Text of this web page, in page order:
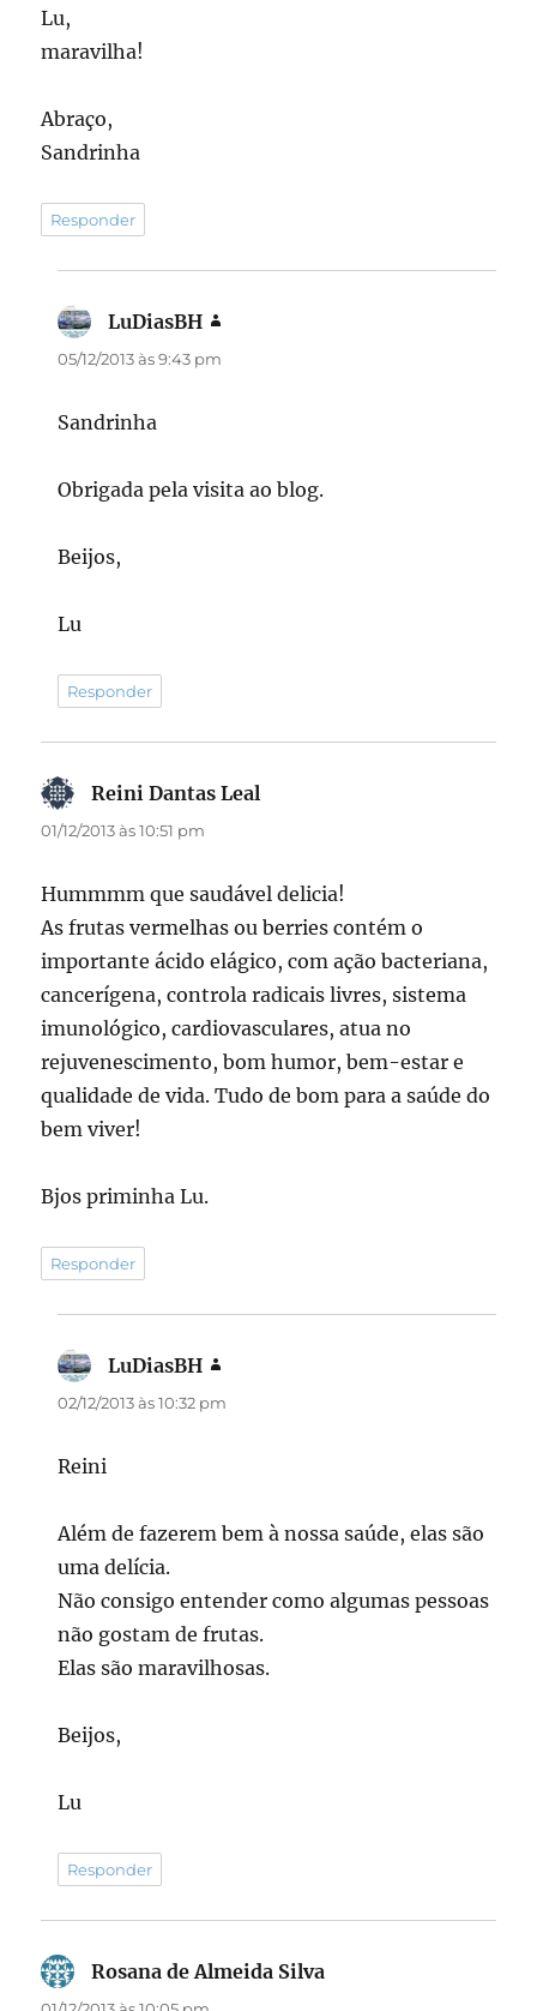
Lu,
maravilha!
Abraço,
Sandrinha
Responder
LuDiasBH
05/12/2013 às 9:43 pm
Sandrinha
Obrigada pela visita ao blog.
Beijos,
Lu
Responder
Reini Dantas Leal
01/12/2013 às 10:51 pm
Hummmm que saudável delicia!
As frutas vermelhas ou berries contém o
importante ácido elágico, com ação bacteriana,
cancerígena, controla radicais livres, sistema
imunológico, cardiovasculares, atua no
rejuvenescimento, bom humor, bem-estar e
qualidade de vida. Tudo de bom para a saúde do
bem viver!
Bjos priminha Lu.
Responder
LuDiasBH
02/12/2013 às 10:32 pm
Reini
Além de fazerem bem à nossa saúde, elas são
uma delícia.
Não consigo entender como algumas pessoas
não gostam de frutas.
Elas são maravilhosas.
Beijos,
Lu
Responder
Rosana de Almeida Silva